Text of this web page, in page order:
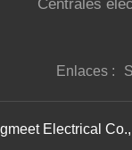
Centrales
Enlaces :
Electrical